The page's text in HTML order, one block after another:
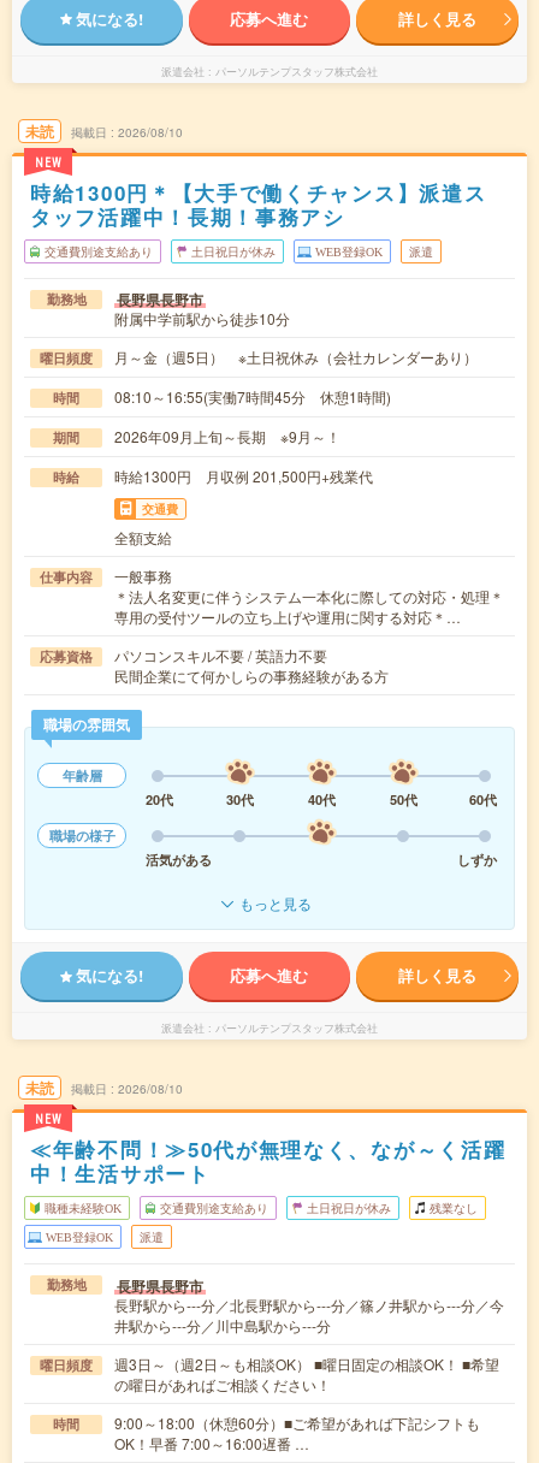
気になる! 応募へ進む 詳しく見る
派遣会社 パーソルテンプスタッフ株式会社
未読
NEW
掲載日 2026/08/10
時給1300円＊【大手で働くチャンス】派遣ス
タッフ活躍中！長期！事務アシ
交通費別途支給あり 土日祝日が休み WEB登録OK 派遣
勤務地 長野県長野市
附属中学前駅から徒歩10分
曜日頻度 月～金（週5日） ※土日祝休み（会社カレンダーあり）
時間 08:10～16:55(実働7時間45分 休憩1時間)
期間 2026年09月上旬～長期 ※9月～！
時給 時給1300円 月収例 201,500円+残業代
交通費
全額支給
仕事内容
一般事務
＊法人名変更に伴うシステム一本化に際しての対応・処理＊
専用の受付ツールの立ち上げや運用に関する対応＊…
応募資格
パソコンスキル不要 / 英語力不要
民間企業にて何かしらの事務経験がある方
職場の雰囲気
年齢層
20代
30代 40代 50代
60代
職場の様子
活気がある
しずか
もっと見る
気になる! 応募へ進む 詳しく見る
派遣会社 パーソルテンプスタッフ株式会社
未読
NEW
掲載日 2026/08/10
≪年齢不問！≫50代が無理なく、なが～く活躍
中！生活サポート
職種未経験OK 交通費別途支給あり 土日祝日が休み 残業なし
WEB登録OK 派遣
勤務地 長野県長野市
長野駅から---分／北長野駅から---分／篠ノ井駅から---分／今
井駅から---分／川中島駅から---分
曜日頻度
週3日～（週2日～も相談OK） ■曜日固定の相談OK！ ■希望
の曜日があればご相談ください！
時間
9:00～18:00（休憩60分）■ご希望があれば下記シフトも
OK！早番 7:00～16:00遅番 …